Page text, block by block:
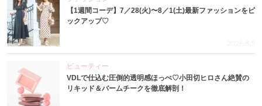
【1週間コーデ】7／28(火)〜8／1(土)最新ファッションをピ
ックアップ♡
2026.8.5
ビューティー
VDLで仕込む圧倒的透明感ほっぺ♡小田切ヒロさん絶賛の
リキッド＆バームチークを徹底解剖！